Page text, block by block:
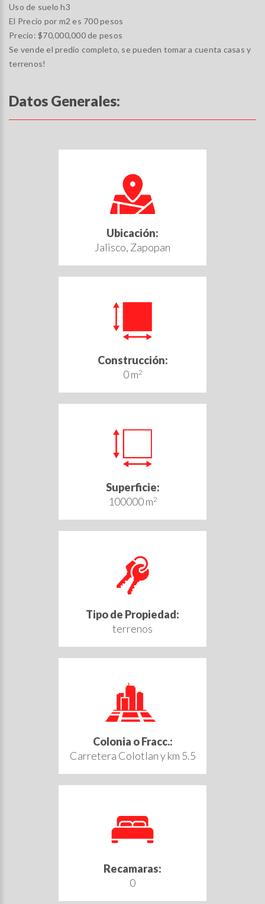
Uso de suelo h3
El Precio por m2 es 700 pesos
Precio: $70,000,000 de pesos
Se vende el predio completo, se pueden tomar a cuenta casas y
terrenos!
Datos Generales:
Ubicación:
Jalisco, Zapopan
Construcción:
0 m2
Superficie:
100000 m2
Tipo de Propiedad:
terrenos
Colonia o Fracc.:
Carretera Colotlan y km 5.5
Recamaras:
0